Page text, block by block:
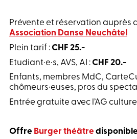
Prévente et réservation auprès
Association Danse Neuchâtel
Plein tarif :CHF 25.-
Etudiant·e·s, AVS, AI : CHF 20.-
Enfants, membres MdC,
chômeurs·euses, pros du
Entrée gratuite avec l’AG culturel
Offre Burger théâtre disponible